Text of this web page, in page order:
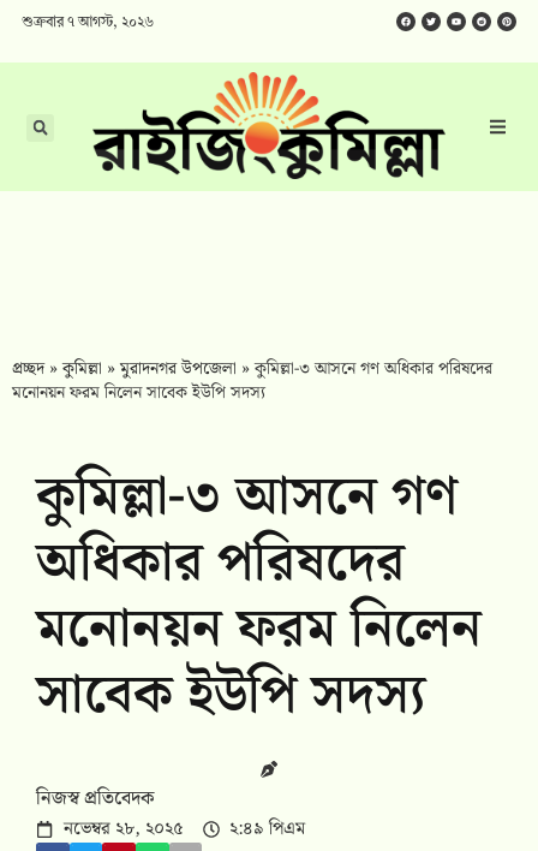
শুক্রবার ৭ আগস্ট, ২০২৬
প্রচ্ছদ»কুমিল্লা »মুরাদনগর উপজেলা »কুমিল্লা-৩ আসনে গণ অধিকার পরিষদের
মনোনয়ন ফরম নিলেন সাবেক ইউপি সদস্য
কুমিল্লা-৩ আসনে গণ
অধিকার পরিষদের
মনোনয়ন ফরম নিলেন
সাবেক ইউপি সদস্য
নিজস্ব প্রতিবেদক
নভেম্বর ২৮, ২০২৫ ২:৪৯ পিএম